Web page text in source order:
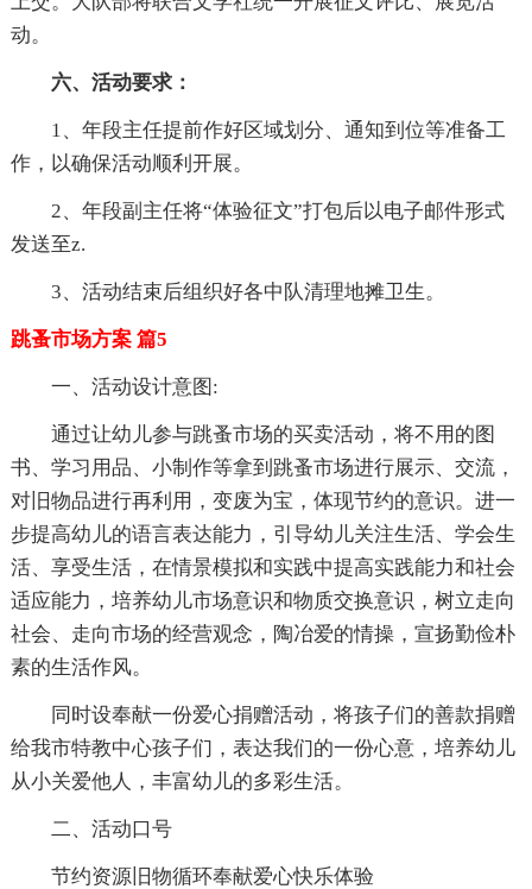
动。
六、活动要求：
1、年段主任提前作好区域划分、通知到位等准备工
作，以确保活动顺利开展。
2、年段副主任将“体验征文”打包后以电子邮件形式
发送至z.
3、活动结束后组织好各中队清理地摊卫生。
跳蚤市场方案 篇5
一、活动设计意图:
通过让幼儿参与跳蚤市场的买卖活动，将不用的图
书、学习用品、小制作等拿到跳蚤市场进行展示、交流，
对旧物品进行再利用，变废为宝，体现节约的意识。进一
步提高幼儿的语言表达能力，引导幼儿关注生活、学会生
活、享受生活，在情景模拟和实践中提高实践能力和社会
适应能力，培养幼儿市场意识和物质交换意识，树立走向
社会、走向市场的经营观念，陶冶爱的情操，宣扬勤俭朴
素的生活作风。
同时设奉献一份爱心捐赠活动，将孩子们的善款捐赠
给我市特教中心孩子们，表达我们的一份心意，培养幼儿
从小关爱他人，丰富幼儿的多彩生活。
二、活动口号
节约资源旧物循环奉献爱心快乐体验